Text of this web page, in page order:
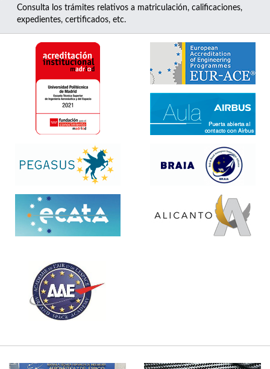
Consulta los trámites relativos a matriculación, calificaciones,
expedientes, certificados, etc.